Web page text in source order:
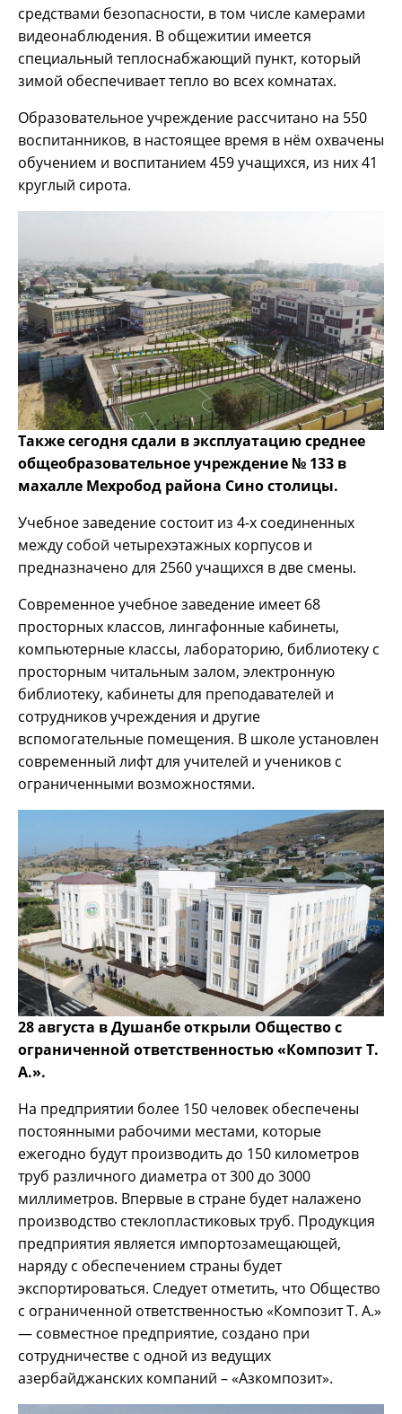
средствами безопасности, в том числе камерами
видеонаблюдения. В общежитии имеется
специальный теплоснабжающий пункт, который
зимой обеспечивает тепло во всех комнатах.
Образовательное учреждение рассчитано на 550
воспитанников, в настоящее время в нём охвачены
обучением и воспитанием 459 учащихся, из них 41
круглый сирота.
Также сегодня сдали в эксплуатацию среднее
общеобразовательное учреждение № 133 в
махалле Мехробод района Сино столицы.
Учебное заведение состоит из 4-х соединенных
между собой четырехэтажных корпусов и
предназначено для 2560 учащихся в две смены.
Современное учебное заведение имеет 68
просторных классов, лингафонные кабинеты,
компьютерные классы, лабораторию, библиотеку с
просторным читальным залом, электронную
библиотеку, кабинеты для преподавателей и
сотрудников учреждения и другие
вспомогательные помещения. В школе установлен
современный лифт для учителей и учеников с
ограниченными возможностями.
28 августа в Душанбе открыли Общество с
ограниченной ответственностью «Композит Т.
А.».
На предприятии более 150 человек обеспечены
постоянными рабочими местами, которые
ежегодно будут производить до 150 километров
труб различного диаметра от 300 до 3000
миллиметров. Впервые в стране будет налажено
производство стеклопластиковых труб. Продукция
предприятия является импортозамещающей,
наряду с обеспечением страны будет
экспортироваться. Следует отметить, что Общество
с ограниченной ответственностью «Композит Т. А.»
— совместное предприятие, создано при
сотрудничестве с одной из ведущих
азербайджанских компаний – «Азкомпозит».